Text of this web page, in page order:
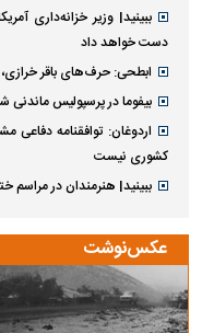
ببینید| وزیر خزانه‌داری
دست خواهد داد
ابطحی: حرف‌های باقر
بیفوما در پرسپولیس ماندنی
اردوغان: توافقنامه
کشوری نیست
ببینید| هنرمندان در مراسم
عکس‌نوشت